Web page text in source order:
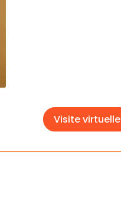
Visite virtuelle